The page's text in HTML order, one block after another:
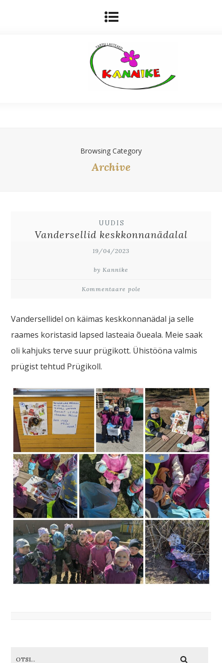
Browsing Category
Archive
UUDIS
Vandersellid keskkonnanädalal
19/04/2023
by Kannike
Kommentaare pole
Vandersellidel on käimas keskkonnanädal ja selle
raames koristasid lapsed lasteaia õueala. Meie saak
oli kahjuks terve suur prügikott. Ühistööna valmis
prügist tehtud Prügikoll.